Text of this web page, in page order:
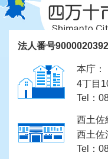
法人番号
本庁：
4丁目
Tel：
西土佐
西土佐
Tel：